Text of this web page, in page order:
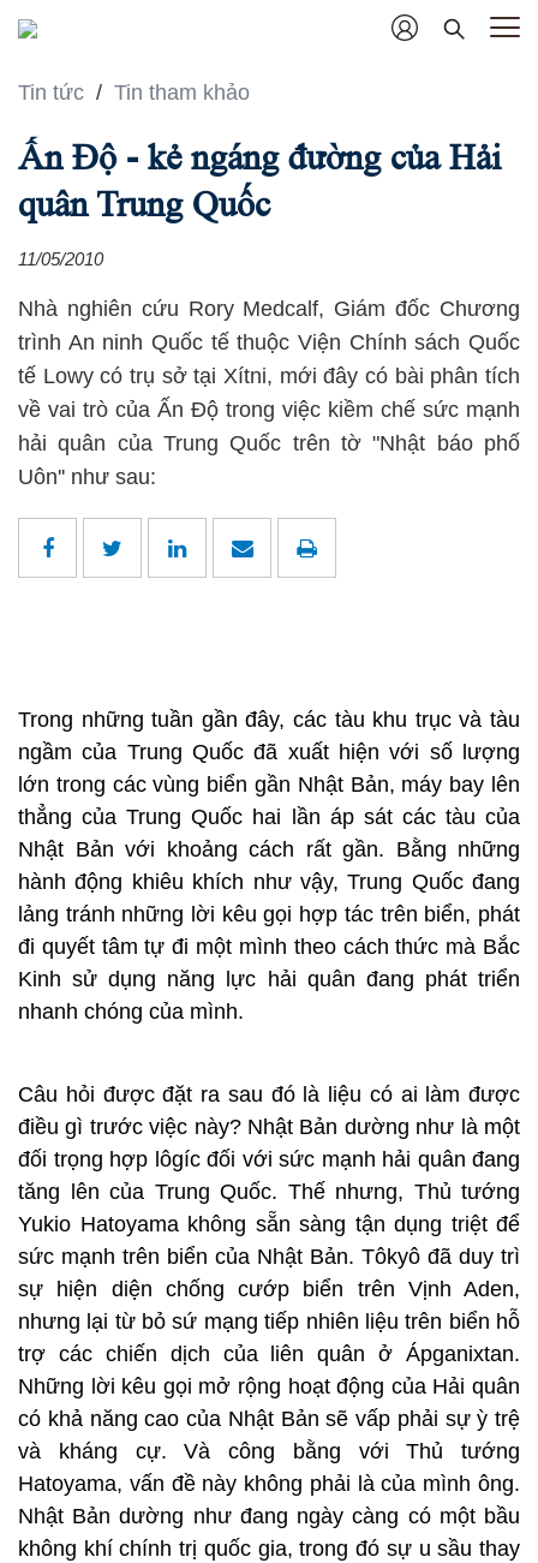
Tin tức / Tin tham khảo
Ấn Độ - kẻ ngáng đường của Hải
quân Trung Quốc
11/05/2010
Nhà nghiên cứu Rory Medcalf, Giám đốc Chương
trình An ninh Quốc tế thuộc Viện Chính sách Quốc
tế Lowy có trụ sở tại Xítni, mới đây có bài phân tích
về vai trò của Ấn Độ trong việc kiềm chế sức mạnh
hải quân của Trung Quốc trên tờ "Nhật báo phố
Uôn'' như sau:
Trong những tuần gần đây, các tàu khu trục và tàu
ngầm của Trung Quốc đã xuất hiện với số lượng
lớn trong các vùng biển gần Nhật Bản, máy bay lên
thẳng của Trung Quốc hai lần áp sát các tàu của
Nhật Bản với khoảng cách rất gần. Bằng những
hành động khiêu khích như vậy, Trung Quốc đang
lảng tránh những lời kêu gọi hợp tác trên biển, phát
đi quyết tâm tự đi một mình theo cách thức mà Bắc
Kinh sử dụng năng lực hải quân đang phát triển
nhanh chóng của mình.
Câu hỏi được đặt ra sau đó là liệu có ai làm được
điều gì trước việc này? Nhật Bản dường như là một
đối trọng hợp lôgíc đối với sức mạnh hải quân đang
tăng lên của Trung Quốc. Thế nhưng, Thủ tướng
Yukio Hatoyama không sẵn sàng tận dụng triệt để
sức mạnh trên biển của Nhật Bản. Tôkyô đã duy trì
sự hiện diện chống cướp biển trên Vịnh Aden,
nhưng lại từ bỏ sứ mạng tiếp nhiên liệu trên biển hỗ
trợ các chiến dịch của liên quân ở Ápganixtan.
Những lời kêu gọi mở rộng hoạt động của Hải quân
có khả năng cao của Nhật Bản sẽ vấp phải sự ỳ trệ
và kháng cự. Và công bằng với Thủ tướng
Hatoyama, vấn đề này không phải là của mình ông.
Nhật Bản dường như đang ngày càng có một bầu
không khí chính trị quốc gia, trong đó sự u sầu thay